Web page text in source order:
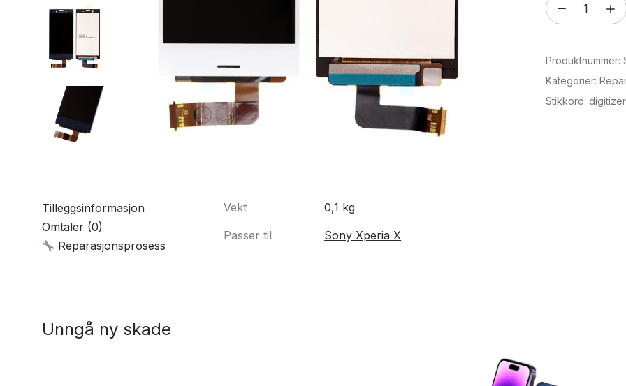
SONY
XPERIA
COMPACT
LCD
Skjerm
Produktnummer:
Kategorier:
Stikkord: digitizer,
Tilleggsinformasjon
Omtaler (0)
Reparasjonsprosess
Vekt
0,1 kg
Passer til
Sony Xperia X
Unngå ny skade